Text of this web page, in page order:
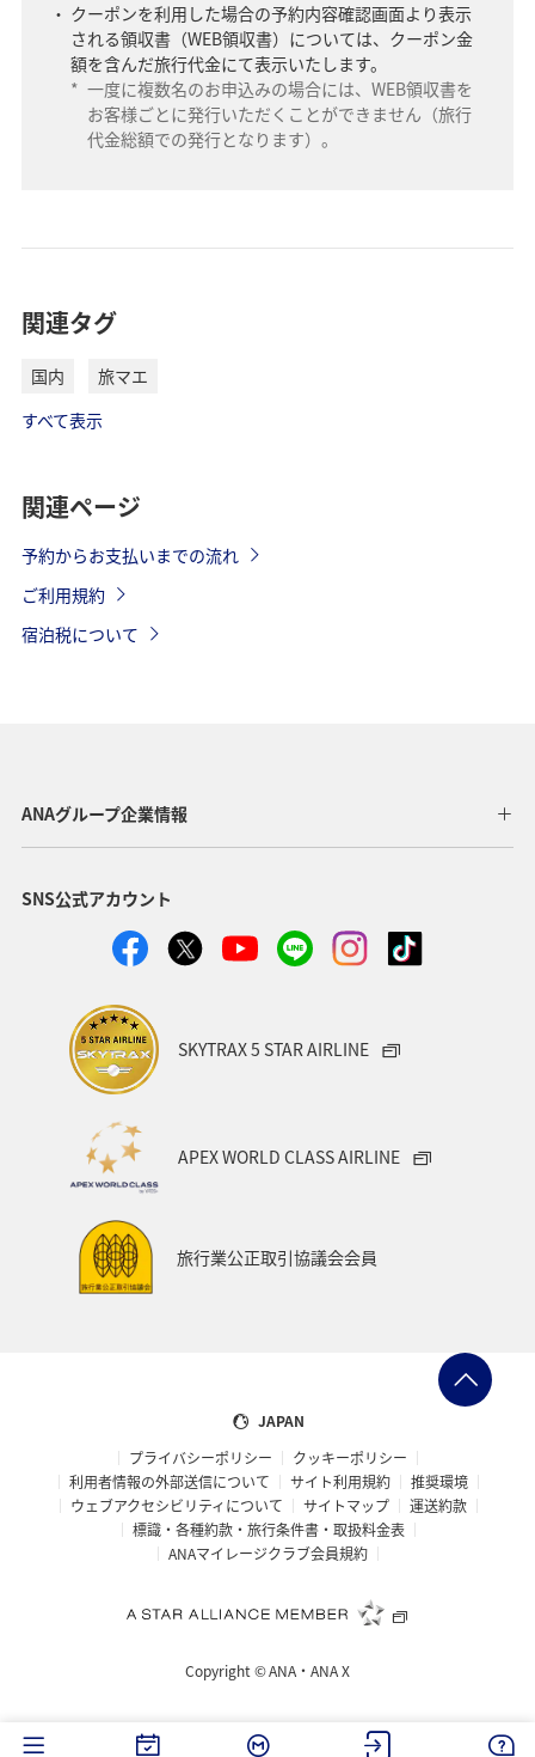
クーポンを利用した場合の予約内容確認画面より表示
される領収書（WEB領収書）については、クーポン金
額を含んだ旅行代金にて表示いたします。
* 一度に複数名のお申込みの場合には、WEB領収書を
お客様ごとに発行いただくことができません（旅行
代金総額での発行となります）。
関連タグ
国内
旅マエ
すべて表示
関連ページ
予約からお支払いまでの流れ
ご利用規約
宿泊税について
ANAグループ企業情報
SNS公式アカウント
SKYTRAX 5 STAR AIRLINE
APEX WORLD CLASS AIRLINE
旅行業公正取引協議会会員
JAPAN
プライバシーポリシー
クッキーポリシー
利用者情報の外部送信について
サイト利用規約
推奨環境
ウェブアクセシビリティについて
サイトマップ
運送約款
標識・各種約款・旅行条件書・取扱料金表
ANAマイレージクラブ会員規約
Copyright ©ANA・ANA X